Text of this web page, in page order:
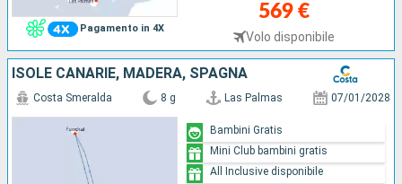
Pagamento in 4X
569 €
Volo disponibile
ISOLE CANARIE, MADERA, SPAGNA
Costa Smeralda 8 g Las Palmas 07/01/2028
Bambini Gratis
Mini Club bambini gratis
All Inclusive disponibile